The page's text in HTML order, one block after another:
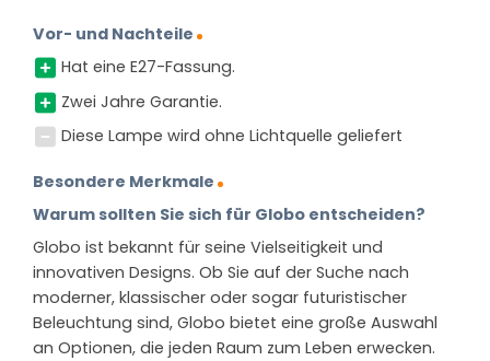
Vor- und Nachteile
Hat eine E27-Fassung.
Zwei Jahre Garantie.
Diese Lampe wird ohne Lichtquelle geliefert
Besondere Merkmale
Warum sollten Sie sich für Globo entscheiden?
Globo ist bekannt für seine Vielseitigkeit und
innovativen Designs. Ob Sie auf der Suche nach
moderner, klassischer oder sogar futuristischer
Beleuchtung sind, Globo bietet eine große Auswahl
an Optionen, die jeden Raum zum Leben erwecken.